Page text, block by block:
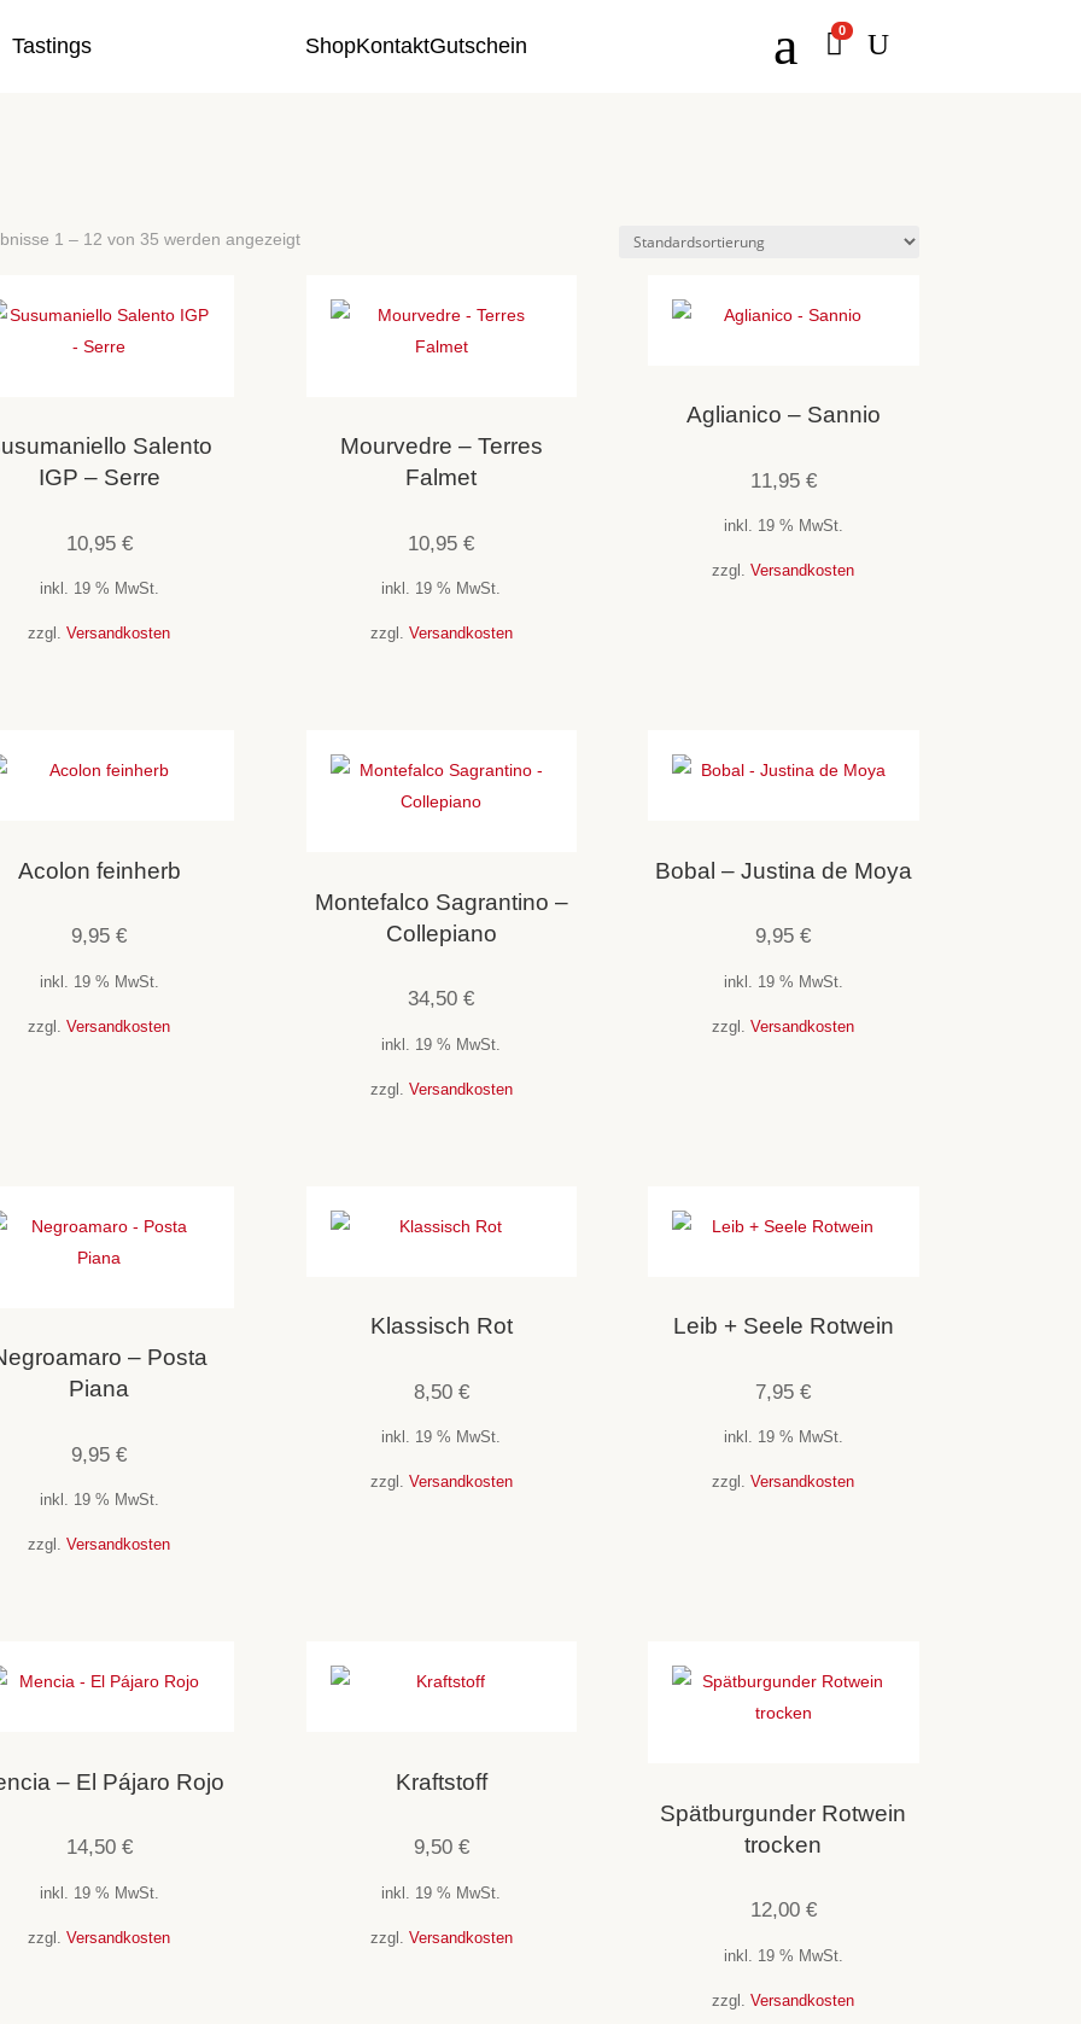
Tastings ShopKontaktGutschein a 0 U
1 – 12 von 35 werden angezeigt
Salento
IGP – Serre
10,95 €
inkl. 19 % MwSt.
zzgl.Versandkosten
Mourvedre – Terres
Falmet
10,95€
inkl. 19 % MwSt.
zzgl. Versandkosten
Aglianico – Sannio
11,95 €
inkl. 19 % MwSt.
zzgl.Versandkosten
Acolon feinherb
9,95€
inkl. 19 % MwSt.
zzgl.Versandkosten
Montefalco Sagrantino –
Collepiano
34,50€
inkl. 19 % MwSt.
zzgl. Versandkosten
Bobal – Justina de Moya
9,95€
inkl. 19 % MwSt.
zzgl.Versandkosten
– Posta
Piana
9,95€
inkl. 19 % MwSt.
zzgl.Versandkosten
Klassisch Rot
8,50 €
inkl. 19 % MwSt.
zzgl. Versandkosten
Leib + Seele Rotwein
7,95€
inkl. 19 % MwSt.
zzgl.Versandkosten
– El Pájaro Rojo
14,50 €
inkl. 19 % MwSt.
zzgl.Versandkosten
Kraftstoff
9,50 €
inkl. 19 % MwSt.
zzgl. Versandkosten
Spätburgunder Rotwein
trocken
12,00 €
inkl. 19 % MwSt.
zzgl.Versandkosten